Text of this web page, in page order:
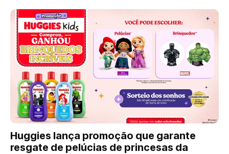
Huggies lança promoção que garante
resgate de pelúcias de princesas da